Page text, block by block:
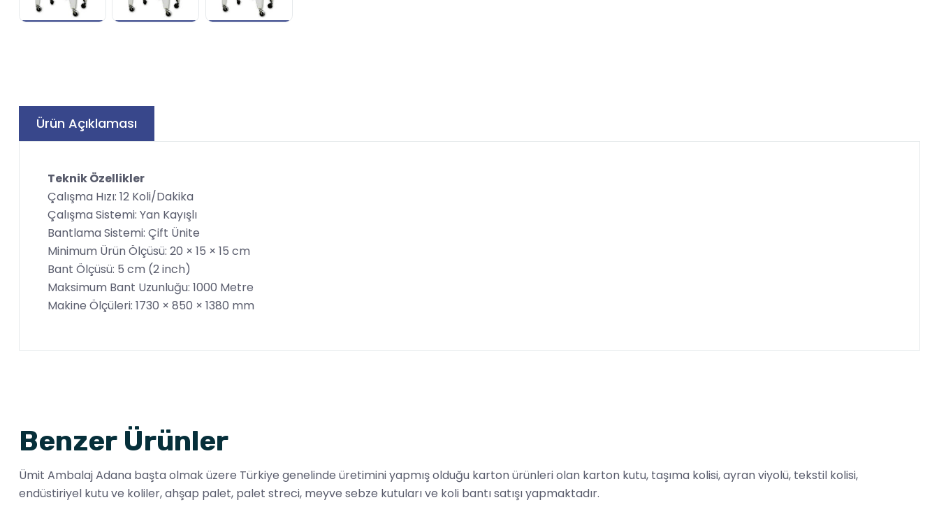
Ürün Açıklaması
Teknik Özellikler
Çalışma Hızı: 12 Koli/Dakika
Çalışma Sistemi: Yan Kayışlı
Bantlama Sistemi: Çift Ünite
Minimum Ürün Ölçüsü: 20 × 15 × 15 cm
Bant Ölçüsü: 5 cm (2 inch)
Maksimum Bant Uzunluğu: 1000 Metre
Makine Ölçüleri: 1730 × 850 × 1380 mm
Benzer Ürünler
Ümit Ambalaj Adana başta olmak üzere Türkiye genelinde üretimini yapmış olduğu karton ürünleri olan karton kutu, taşıma kolisi, ayran viyolü, tekstil kolisi,
endüstiriyel kutu ve koliler, ahşap palet, palet streci, meyve sebze kutuları ve koli bantı satışı yapmaktadır.